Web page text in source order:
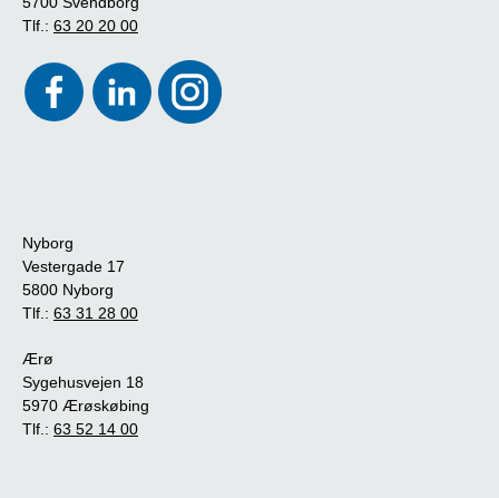
Tlf.: 63 20 20 00
Nyborg
Vestergade 17
5800 Nyborg
Tlf.: 63 31 28 00
Ærø
Sygehusvejen 18
5970 Ærøskøbing
Tlf.: 63 52 14 00